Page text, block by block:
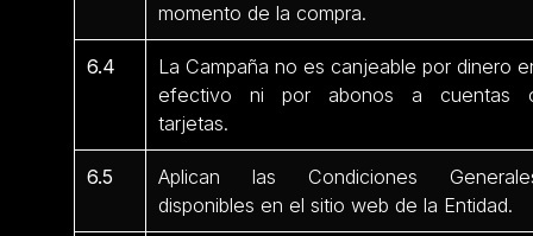
momento de la compra.
6.4
La Campaña no es canjeable por dinero
efectivo ni por abonos a cuentas
tarjetas.
6.5
Aplican las Condiciones
disponibles en el sitio web de la Entidad.